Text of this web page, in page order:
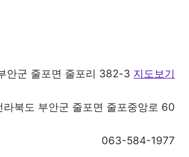
안군 줄포면 줄포리 382-3 지도보기
라북도 부안군 줄포면 줄포중앙로 60
063-584-1977